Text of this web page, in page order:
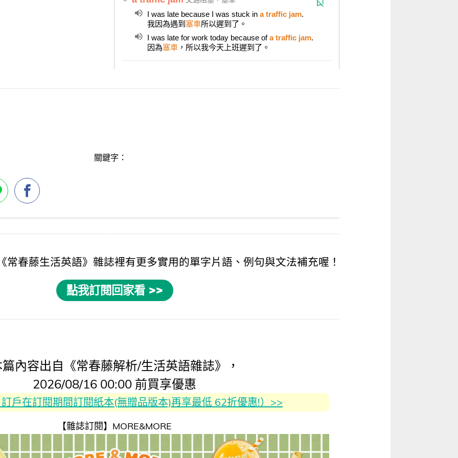
I was late because I was stuck in a traffic jam.
我因為遇到 塞車所以遲到了。
I was late for work today because of a traffic jam.
因為塞車 ，所以我今天上班遲到了。
關鍵字：
常春藤生活英語》雜誌裡有更多實用的單字片語 、例句與文法補充喔！
點我訂閱回家看 >>
內容出自《常春藤解析/生活英語雜誌》，
2026/08/16 00:00 前買享優惠
戶在訂閱期間訂閱紙本(無贈品版本)再享最低 62折優惠!）>>
【雜誌訂閱】MORE&MORE